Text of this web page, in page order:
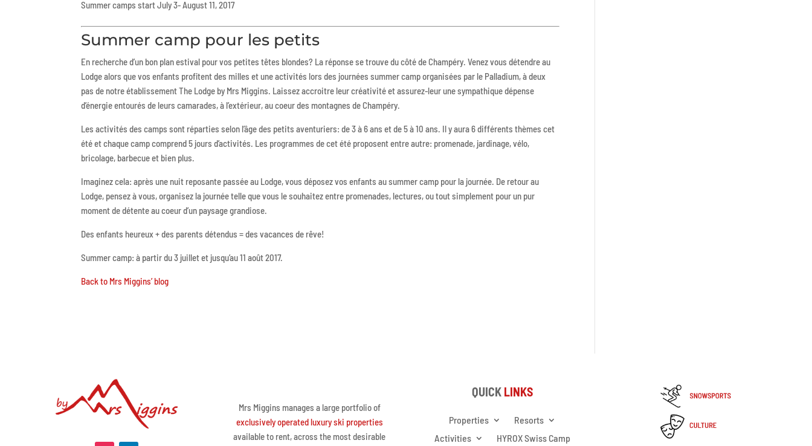
Summer camps start July 3- August 11, 2017
Summer camp pour les petits
En recherche d’un bon plan estival pour vos petites têtes blondes? La réponse se trouve du côté de Champéry. Venez vous détendre au
Lodge alors que vos enfants profitent des milles et une activités lors des journées summer camp organisées par le Palladium, à deux
pas de notre établissement The Lodge by Mrs Miggins. Laissez accroitre leur créativité et assurez-leur une sympathique dépense
d’énergie entourés de leurs camarades, à l’extérieur, au coeur des montagnes de Champéry.
Les activités des camps sont réparties selon l’âge des petits aventuriers: de 3 à 6 ans et de 5 à 10 ans. Il y aura 6 différents thèmes cet
été et chaque camp comprend 5 jours d’activités. Les programmes de cet été proposent entre autre: promenade, jardinage, vélo,
bricolage, barbecue et bien plus.
Imaginez cela: après une nuit reposante passée au Lodge, vous déposez vos enfants au summer camp pour la journée. De retour au
Lodge, pensez à vous, organisez la journée telle que vous le souhaitez entre promenades, lectures, ou tout simplement pour un pur
moment de détente au coeur d’un paysage grandiose.
Des enfants heureux + des parents détendus = des vacances de rêve!
Summer camp: à partir du 3 juillet et jusqu’au 11 août 2017.
Back to Mrs Miggins’ blog
Mrs Miggins manages a large portfolio of
exclusively operated luxury ski properties
available to rent, across the most desirable
QUICK LINKS
Properties
Resorts
Activities
HYROX Swiss Camp